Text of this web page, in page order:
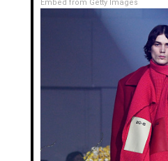
Embed from Getty Images